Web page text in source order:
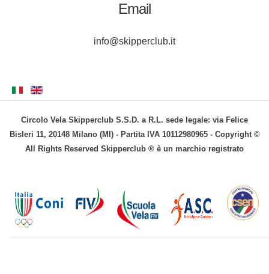
Email
info@skipperclub.it
Circolo Vela Skipperclub S.S.D. a R.L. sede legale: via Felice
Bisleri 11, 20148 Milano (MI) - Partita IVA 10112980965 - Copyright ©
All Rights Reserved Skipperclub ® è un marchio registrato